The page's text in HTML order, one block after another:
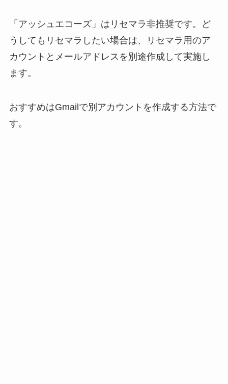
「アッシュエコーズ」はリセマラ非推奨です。ど
うしてもリセマラしたい場合は、リセマラ用のア
カウントとメールアドレスを別途作成して実施し
ます。
おすすめはGmailで別アカウントを作成する方法で
す。